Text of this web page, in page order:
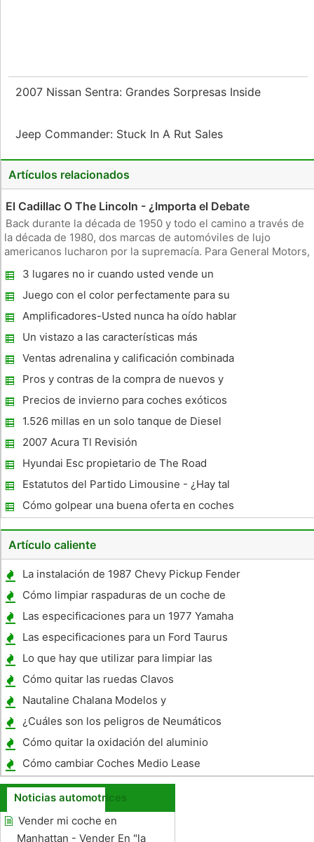
2007 Nissan Sentra: Grandes Sorpresas Inside
Jeep Commander: Stuck In A Rut Sales
Artículos relacionados
El Cadillac O The Lincoln - ¿Importa el Debate
Back durante la década de 1950 y todo el camino a través de
la década de 1980, dos marcas de automóviles de lujo
americanos lucharon por la supremacía. Para General Motors,
constructor de Lincoln, el prestigio empresarial se basaba en
que la may
3 lugares no ir cuando usted vende un
coche
Juego con el color perfectamente para su
coche
Amplificadores-Usted nunca ha oído hablar
de coches La música de esta manera
Un vistazo a las características más
importantes de Jvc Car Audio CD Players
Ventas adrenalina y calificación combinada
de Mazda Cx-7
Pros y contras de la compra de nuevos y
usados ​​Coches
Precios de invierno para coches exóticos
1.526 millas en un solo tanque de Diesel
2007 Acura Tl Revisión
Hyundai Esc propietario de The Road
Estatutos del Partido Limousine - ¿Hay tal
cosa
Cómo golpear una buena oferta en coches
nuevos y usados ​​
Artículo caliente
La instalación de 1987 Chevy Pickup Fender
Cómo limpiar raspaduras de un coche de
parachoques de plástico
Las especificaciones para un 1977 Yamaha
IT 175
Las especificaciones para un Ford Taurus
SHO 2000
Lo que hay que utilizar para limpiar las
ventanas de un coche
Cómo quitar las ruedas Clavos
Nautaline Chalana Modelos y
Especificaciones del barco
¿Cuáles son los peligros de Neumáticos
Overinflating?
Cómo quitar la oxidación del aluminio
Cómo cambiar Coches Medio Lease
Noticias automotrices
Vender mi coche en
Manhattan - Vender En "la